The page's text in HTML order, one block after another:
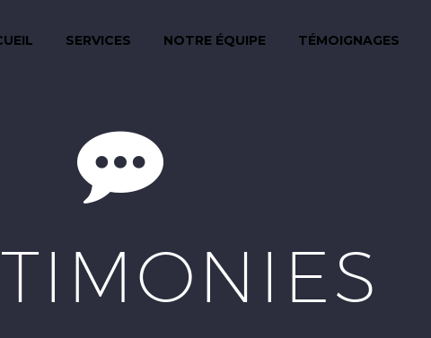
SERVICES NOTRE ÉQUIPE TÉMOIGNAGES

